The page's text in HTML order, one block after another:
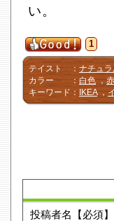
い。
1
テイスト ： ナチュ
カラー
： 白色，
キーワード ： IKEA，
投稿者名【必須】